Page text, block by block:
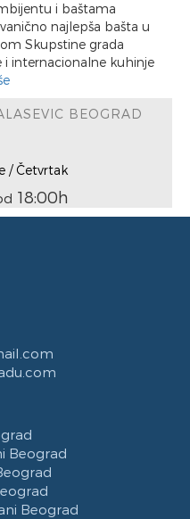
i baštama
najlepša bašta u
Skupstine grada
internacionalne kuhinje
BEOGRAD
/ Četvrtak
18:00h
Beograd
Beograd